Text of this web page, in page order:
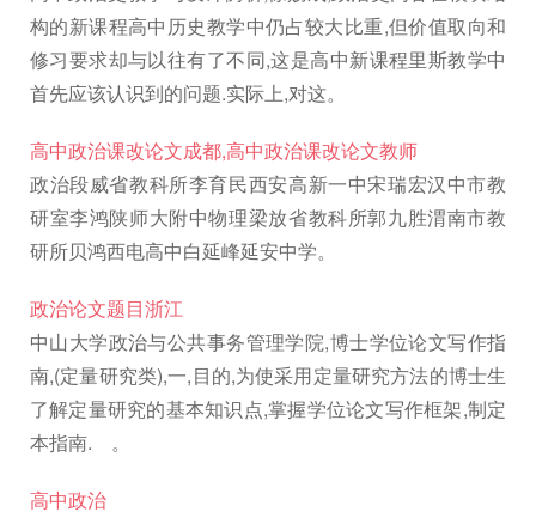
构的新课程高中历史教学中仍占较大比重,但价值取向和
修习要求却与以往有了不同,这是高中新课程里斯教学中
首先应该认识到的问题.实际上,对这。
高中政治课改论文成都,高中政治课改论文教师
政治段威省教科所李育民西安高新一中宋瑞宏汉中市教
研室李鸿陕师大附中物理梁放省教科所郭九胜渭南市教
研所贝鸿西电高中白延峰延安中学。
政治论文题目浙江
中山大学政治与公共事务管理学院,博士学位论文写作指
南,(定量研究类),一,目的,为使采用定量研究方法的博士生
了解定量研究的基本知识点,掌握学位论文写作框架,制定
本指南. 。
高中政治